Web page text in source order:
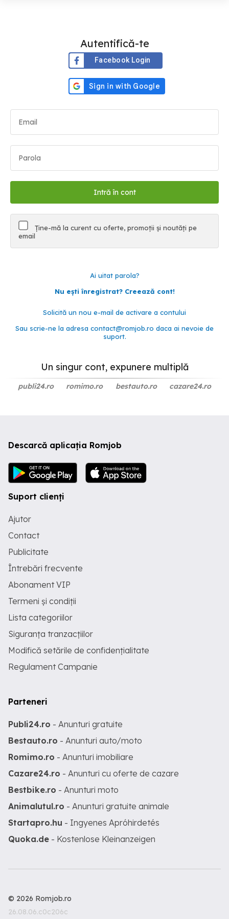
Autentifică-te
Facebook Login
Ține-mă la curent cu oferte, promoții și noutăți pe
email
Ai uitat parola?
Nu ești înregistrat? Creează cont!
Solicită un nou e-mail de activare a contului
Sau scrie-ne la adresa contact@romjob.ro daca ai nevoie de
suport.
Un singur cont, expunere multiplă
publi24.ro romimo.ro bestauto.ro cazare24.ro
Descarcă aplicația Romjob
Suport clienți
Ajutor
Contact
Publicitate
Întrebări frecvente
Abonament VIP
Termeni și condiții
Lista categoriilor
Siguranța tranzacțiilor
Modifică setările de confidențialitate
Regulament Campanie
Parteneri
Publi24.ro - Anunturi gratuite
Bestauto.ro - Anunturi auto/moto
Romimo.ro - Anunturi imobiliare
Cazare24.ro - Anunturi cu oferte de cazare
Bestbike.ro - Anunturi moto
Animalutul.ro - Anunturi gratuite animale
Startapro.hu - Ingyenes Apróhirdetés
Quoka.de - Kostenlose Kleinanzeigen
© 2026 Romjob.ro
26.08.06.c0c206c